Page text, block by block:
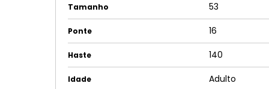
Tamanho 53
Ponte 16
Haste 140
Idade Adulto